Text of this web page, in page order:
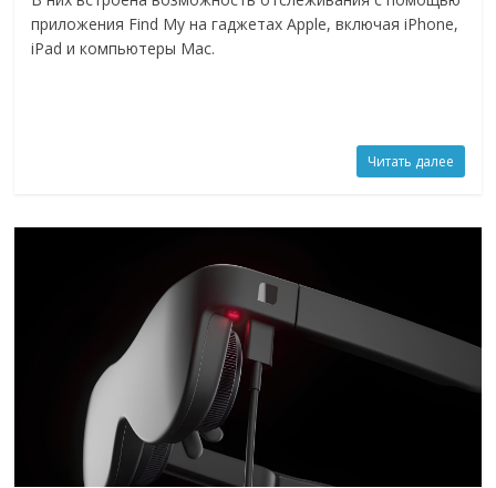
приложения Find My на гаджетах Apple, включая iPhone,
iPad и компьютеры Mac.
Читать далее